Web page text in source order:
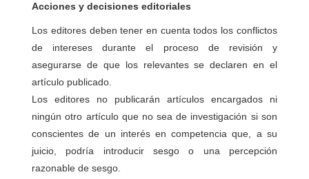
Acciones y decisiones editoriales
Los editores deben tener en cuenta todos los conflictos
de intereses durante el proceso de revisión y
asegurarse de que los relevantes se declaren en el
artículo publicado.
Los editores no publicarán artículos encargados ni
ningún otro artículo que no sea de investigación si son
conscientes de un interés en competencia que, a su
juicio, podría introducir sesgo o una percepción
razonable de sesgo.